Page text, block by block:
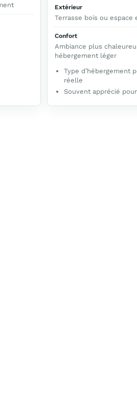
Extérieur
Terrasse bois ou espace
Confort
Ambiance plus
hébergement léger
Type d’hébergement
réelle
Souvent apprécié